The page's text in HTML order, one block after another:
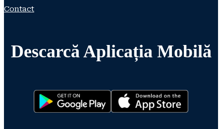
Contact
Descarcă Aplicația Mobilă